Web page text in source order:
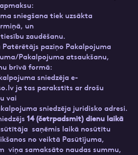
sniegšana tiek uzsākta
un
zaudēšanu.
paziņo Pakalpojuma
Pakalpojuma atsaukšanu,
brīvā formā:
sniedzēja e-
ja tas parakstīts ar drošu
vai
sniedzēja juridisko adresi.
14 (četrpadsmit) dienu laikā
saņēmis laikā nosūtītu
no veiktā Pasūtījuma,
viņa samaksāto naudas summu,